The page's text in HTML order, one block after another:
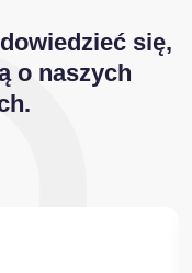
się,
o naszych